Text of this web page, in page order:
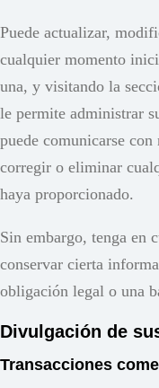
Puede actualizar,
cualquier momento
una, y visitando la
le permite administrar
puede comunicarse
corregir o eliminar
haya proporcionado.
Sin embargo, tenga en
conservar cierta
obligación legal o una
Divulgación de
Transacciones